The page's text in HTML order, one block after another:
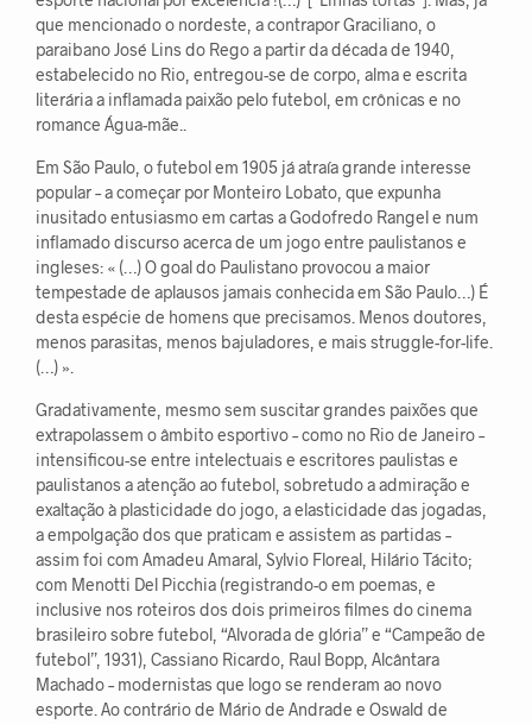
que mencionado o nordeste, a contrapor Graciliano, o
paraibano José Lins do Rego a partir da década de 1940,
estabelecido no Rio, entregou-se de corpo, alma e escrita
literária a inflamada paixão pelo futebol, em crônicas e no
romance Água-mãe..
Em São Paulo, o futebol em 1905 já atraía grande interesse
popular – a começar por Monteiro Lobato, que expunha
inusitado entusiasmo em cartas a Godofredo Rangel e num
inflamado discurso acerca de um jogo entre paulistanos e
ingleses: « (…) O goal do Paulistano provocou a maior
tempestade de aplausos jamais conhecida em São Paulo…) É
desta espécie de homens que precisamos. Menos doutores,
menos parasitas, menos bajuladores, e mais struggle-for-life.
(…) ».
Gradativamente, mesmo sem suscitar grandes paixões que
extrapolassem o âmbito esportivo – como no Rio de Janeiro –
intensificou-se entre intelectuais e escritores paulistas e
paulistanos a atenção ao futebol, sobretudo a admiração e
exaltação à plasticidade do jogo, a elasticidade das jogadas,
a empolgação dos que praticam e assistem as partidas –
assim foi com Amadeu Amaral, Sylvio Floreal, Hilário Tácito;
com Menotti Del Picchia (registrando-o em poemas, e
inclusive nos roteiros dos dois primeiros filmes do cinema
brasileiro sobre futebol, “Alvorada de glória” e “Campeão de
futebol”, 1931), Cassiano Ricardo, Raul Bopp, Alcântara
Machado – modernistas que logo se renderam ao novo
esporte. Ao contrário de Mário de Andrade e Oswald de